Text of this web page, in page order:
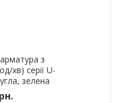
з
хв) серії U-
зелена